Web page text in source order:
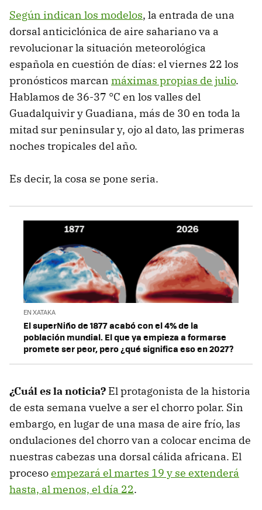
Según indican los modelos, la entrada de una
dorsal anticiclónica de aire sahariano va a
revolucionar la situación meteorológica
española en cuestión de días: el viernes 22 los
pronósticos marcan máximas propias de julio.
Hablamos de 36-37 °C en los valles del
Guadalquivir y Guadiana, más de 30 en toda la
mitad sur peninsular y, ojo al dato, las primeras
noches tropicales del año.
Es decir, la cosa se pone seria.
EN XATAKA
El superNiño de 1877 acabó con el 4% de la
población mundial. El que ya empieza a formarse
promete ser peor, pero ¿qué significa eso en 2027?
¿Cuál es la noticia? El protagonista de la historia
de esta semana vuelve a ser el chorro polar. Sin
embargo, en lugar de una masa de aire frío, las
ondulaciones del chorro van a colocar encima de
nuestras cabezas una dorsal cálida africana. El
procesoempezará el martes 19 y se extenderá
hasta, al menos, el día 22.